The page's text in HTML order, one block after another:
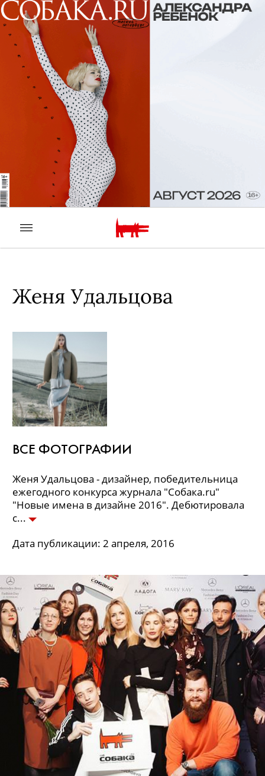
Женя Удальцова
ВСЕ ФОТОГРАФИИ
Женя Удальцова - дизайнер, победительница
ежегодного конкурса журнала "Собака.ru"
"Новые имена в дизайне 2016". Дебютировала
с
Дата публикации: 2 апреля, 2016